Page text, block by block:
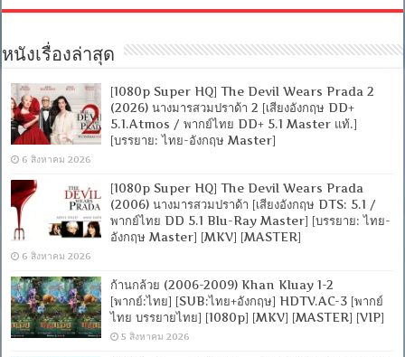
From
Blu-
MASTER
+ซับ
PGS
คม
ชัด]
[MKV]
หนังเรื่องล่าสุด
[1080p Super HQ] The Devil Wears Prada 2
(2026) นางมารสวมปราด้า 2 [เสียงอังกฤษ DD+
5.1.Atmos / พากย์ไทย DD+ 5.1 Master แท้.]
[บรรยาย: ไทย-อังกฤษ Master]
6 สิงหาคม 2026
[1080p Super HQ] The Devil Wears Prada
(2006) นางมารสวมปราด้า [เสียงอังกฤษ DTS: 5.1 /
พากย์ไทย DD 5.1 Blu-Ray Master] [บรรยาย: ไทย-
อังกฤษ Master] [MKV] [MASTER]
6 สิงหาคม 2026
ก้านกล้วย (2006-2009) Khan Kluay 1-2
[พากย์:ไทย] [SUB:ไทย+อังกฤษ] HDTV.AC-3 [พากย์
ไทย บรรยายไทย] [1080p] [MKV] [MASTER] [VIP]
5 สิงหาคม 2026